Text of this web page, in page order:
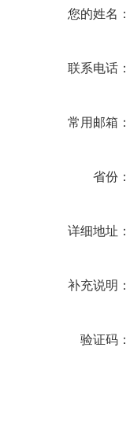
您的姓名
联系电话
常用邮箱
省份
详细地址
补充说明
验证码